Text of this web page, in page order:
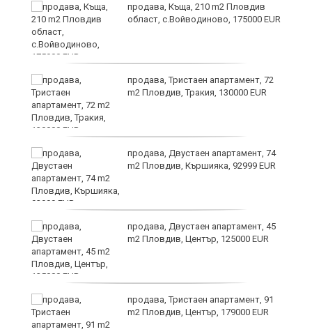
продава, Къща, 210 m2 Пловдив
област, с.Войводиново, 175000 EUR
продава, Тристаен апартамент, 72
m2 Пловдив, Тракия, 130000 EUR
продава, Двустаен апартамент, 74
m2 Пловдив, Кършияка, 92999 EUR
продава, Двустаен апартамент, 45
m2 Пловдив, Център, 125000 EUR
продава, Тристаен апартамент, 91
m2 Пловдив, Център, 179000 EUR